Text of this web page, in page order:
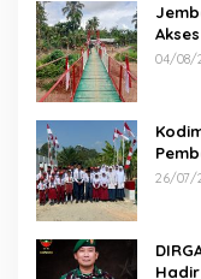
Aman
04/08/
Paluh
26/07/